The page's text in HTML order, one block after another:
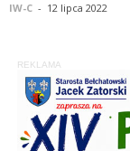
IW-C - 12 lipca 2022
REKLAMA